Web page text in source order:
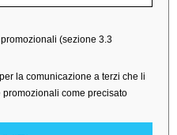
(sezione 3.3
la comunicazione a terzi che li
come precisato